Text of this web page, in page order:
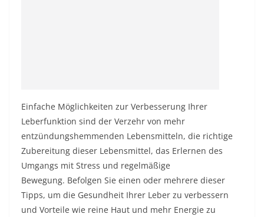
Einfache Möglichkeiten zur Verbesserung Ihrer
Leberfunktion sind der Verzehr von mehr
entzündungshemmenden Lebensmitteln, die richtige
Zubereitung dieser Lebensmittel, das Erlernen des
Umgangs mit Stress und regelmäßige
Bewegung. Befolgen Sie einen oder mehrere dieser
Tipps, um die Gesundheit Ihrer Leber zu verbessern
und Vorteile wie reine Haut und mehr Energie zu